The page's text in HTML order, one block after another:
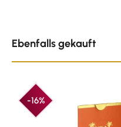
Ebenfalls gekauft
-16%